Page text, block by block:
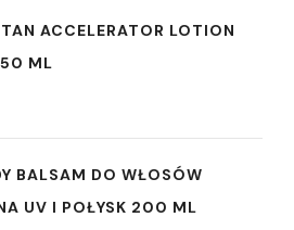
ACCELERATOR LOTION
ML
BALSAM DO WŁOSÓW
UV I POŁYSK 200 ML